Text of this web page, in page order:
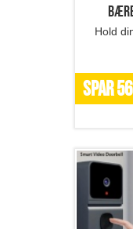
Hold
SPAR